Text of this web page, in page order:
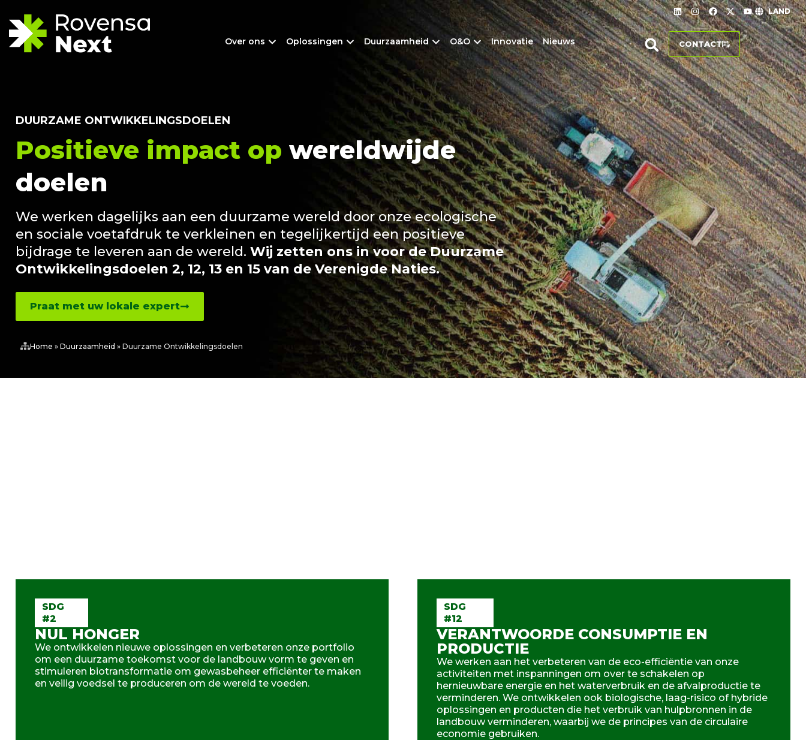
LAND
Over ons Oplossingen Duurzaamheid O&O Innovatie Nieuws CONTACT
DUURZAME ONTWIKKELINGSDOELEN
Positieve impact op wereldwijde
doelen
We werken dagelijks aan een duurzame wereld door onze ecologische
en sociale voetafdruk te verkleinen en tegelijkertijd een positieve
bijdrage te leveren aan de wereld. Wij zetten ons in voor de Duurzame
Ontwikkelingsdoelen 2, 12, 13 en 15 van de Verenigde Naties.
Praat met uw lokale expert
Home » Duurzaamheid » Duurzame Ontwikkelingsdoelen
SDG
#2
NUL HONGER
We ontwikkelen nieuwe oplossingen en verbeteren onze portfolio
om een duurzame toekomst voor de landbouw vorm te geven en
stimuleren biotransformatie om gewasbeheer efficiënter te maken
en veilig voedsel te produceren om de wereld te voeden.
SDG
#12
VERANTWOORDE CONSUMPTIE EN
PRODUCTIE
We werken aan het verbeteren van de eco-efficiëntie van onze
activiteiten met inspanningen om over te schakelen op
hernieuwbare energie en het waterverbruik en de afvalproductie te
verminderen. We ontwikkelen ook biologische, laag-risico of hybride
oplossingen en producten die het verbruik van hulpbronnen in de
landbouw verminderen, waarbij we de principes van de circulaire
economie gebruiken.